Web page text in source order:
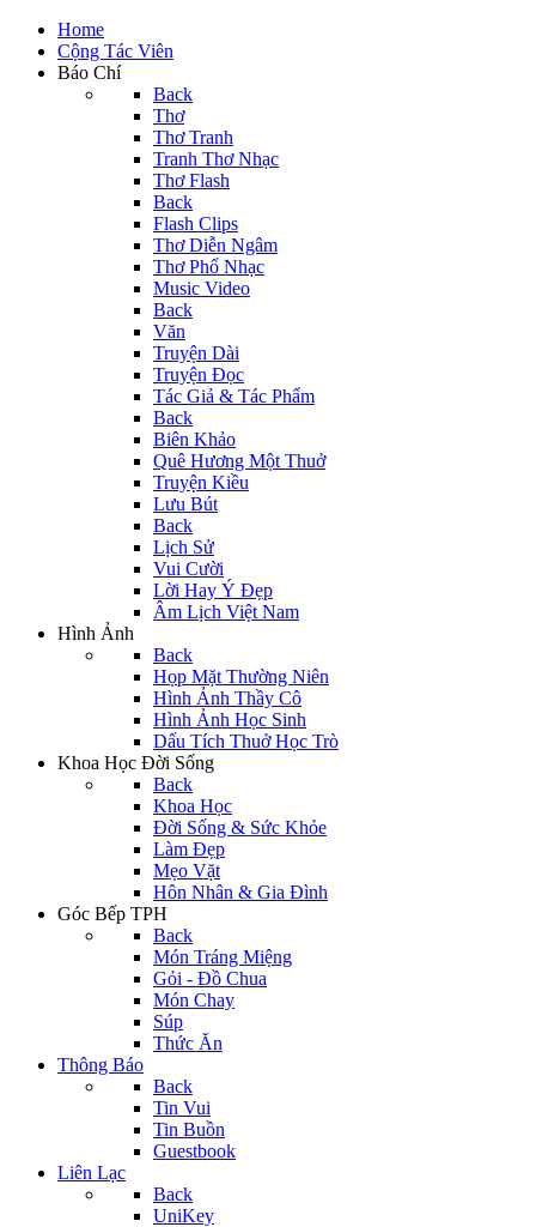
Home
Cộng Tác Viên
Báo Chí
Back
Thơ
Thơ Tranh
Tranh Thơ Nhạc
Thơ Flash
Back
Flash Clips
Thơ Diễn Ngâm
Thơ Phổ Nhạc
Music Video
Back
Văn
Truyện Dài
Truyện Đọc
Tác Giả & Tác Phẩm
Back
Biên Khảo
Quê Hương Một Thuở
Truyện Kiều
Lưu Bút
Back
Lịch Sử
Vui Cười
Lời Hay Ý Đẹp
Âm Lịch Việt Nam
Hình Ảnh
Back
Họp Mặt Thường Niên
Hình Ảnh Thầy Cô
Hình Ảnh Học Sinh
Dấu Tích Thuở Học Trò
Khoa Học Đời Sống
Back
Khoa Học
Đời Sống & Sức Khỏe
Làm Đẹp
Mẹo Vặt
Hôn Nhân & Gia Đình
Góc Bếp TPH
Back
Món Tráng Miệng
Gỏi - Đồ Chua
Món Chay
Súp
Thức Ăn
Thông Báo
Back
Tin Vui
Tin Buồn
Guestbook
Liên Lạc
Back
UniKey